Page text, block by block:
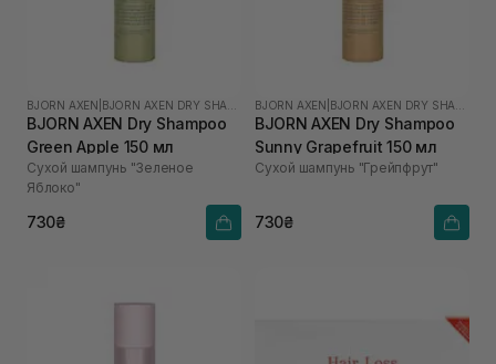
BJORN AXEN
BJORN AXEN Dry Shampoo
Green Apple 150 мл
Сухой шампунь "Зеленое
Яблоко"
730₴
BJORN AXEN
BJORN AXEN Dry Shampoo
Sunny Grapefruit 150 мл
Сухой шампунь "Грейпфрут"
730₴